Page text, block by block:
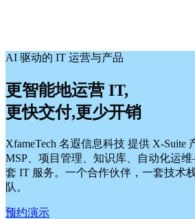
AI 驱动的 IT 运营与产品
更智能地运营 IT,
更快交付,更少开销
XfameTech 名遐信息科技 提供 X-
MSP、项目管理、知识库、自动化运
套 IT 服务。一个合作伙伴，一套技术
队。
预约演示